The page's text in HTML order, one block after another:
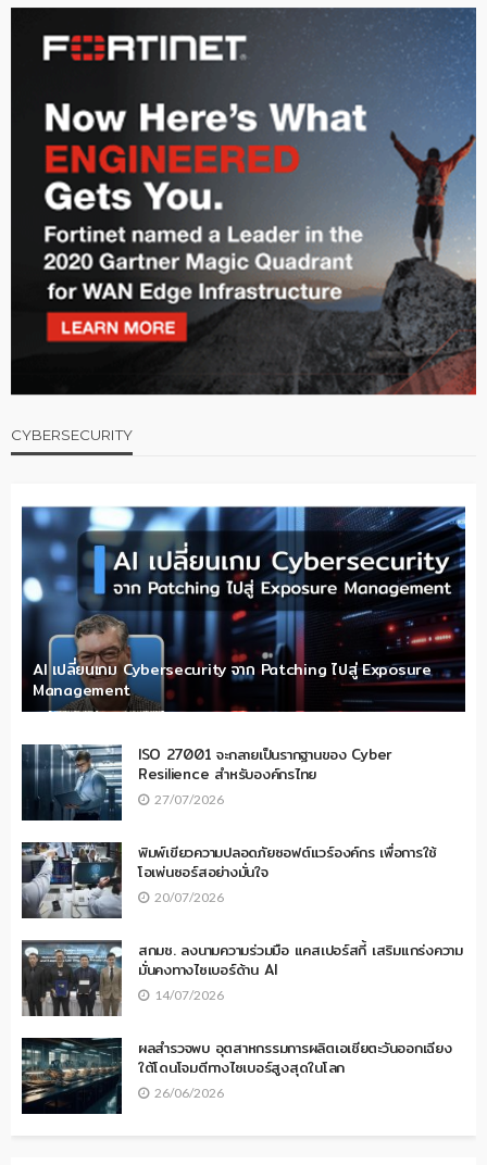
CYBERSECURITY
AI เปลี่ยนเกม Cybersecurity จาก Patching ไปสู่ Exposure
Management
ISO 27001 จะกลายเป็นรากฐานของ Cyber
Resilience สำหรับองค์กรไทย
27/07/2026
พิมพ์เขียวความปลอดภัยซอฟต์แวร์องค์กร เพื่อการใช้
โอเพ่นซอร์สอย่างมั่นใจ
20/07/2026
สกมช. ลงนามความร่วมมือ แคสเปอร์สกี้ เสริมแกร่งความ
มั่นคงทางไซเบอร์ด้าน AI
14/07/2026
ผลสำรวจพบ อุตสาหกรรมการผลิตเอเชียตะวันออกเฉียง
ใต้โดนโจมตีทางไซเบอร์สูงสุดในโลก
26/06/2026